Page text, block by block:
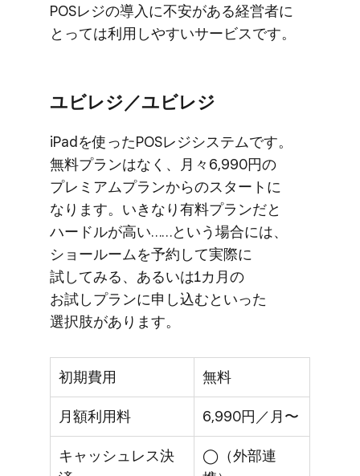
POSレジの​​導入に​​不安が​​ある​​経営者に​​
とっては​​利用しやすい​​サービスです。
ユビレジ／ユビレジ
iPadを​使った​POSレジシステムです。​
無料プランは​なく、​月々6,990円の​
プレミアムプランからの​スタートに​
なります。​いきなり​有料プランだと​
ハードルが​高い……と​いう​場合には、​
ショールームを​予約して​実際に​
試してみる、​あるいは​1カ月の​
お試しプランに​申し込むと​いった​
選択肢が​あります。
初期費用 無料
月額利用料 6,990円／月〜
キャッシュレス決
◯（外部連